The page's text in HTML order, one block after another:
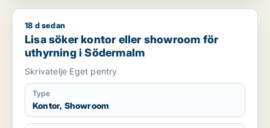
Lisa söker kontor eller showroom för uthyrning i Södermalm
18 d sedan
Lisa söker kontor eller showroom för
uthyrning i Södermalm
Skrivatelje Eget pentry
Type
Kontor, Showroom